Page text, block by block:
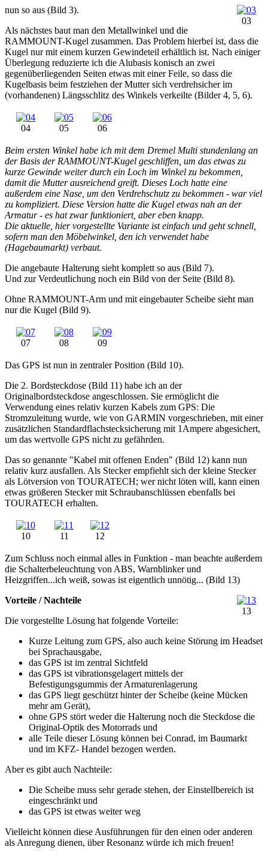
03
nun so aus (Bild 3).
Als nächstes baut man den Metallwinkel und die
RAMMOUNT-Kugel zusammen. Das Problem hierbei ist, dass die
Kugel nur mit einem kurzen Gewindeteil erhältlich ist. Nach einiger
Überlegung reduzierte ich die Alubasis konisch an zwei
gegenüberliegenden Seiten etwas mit einer Feile, so dass die
Kugelbasis beim festziehen der Mutter sich verdrehsicher im
(vorhandenen) Längsschlitz des Winkels verkeilte (Bilder 4, 5, 6).
04 05 06
Beim ersten Winkel habe ich mit dem Dremel Multi stundenlang an
der Basis der RAMMOUNT-Kugel geschliffen, um das etwas zu
kurze Gewinde weiter durch ein Loch im Winkel zu bekommen,
damit die Mutter ausreichend greift. Dieses Loch hatte eine
außerdem eine Nase, um den Verdrehschutz zu bekommen - war viel
zu kompliziert. Diese Version hatte die Kugel etwas nah an der
Armatur - es hat zwar funktioniert, aber eben knapp.
Die aktuelle, hier vorgestellte Variante ist einfach und geht schnell,
sofern man den Möbelwinkel, den ich verwendet habe
(Hagebaumarkt) verbaut.
Die angebaute Halterung sieht komplett so aus (Bild 7).
Und zur Verdeutlichung noch ein Bild von der Seite (Bild 8).
Ohne RAMMOUNT-Arm und mit eingebauter Scheibe sieht man
nur die Kugel (Bild 9).
07 08 09
Das GPS ist nun in zentraler Position (Bild 10).
Die 2. Bordsteckdose (Bild 11) habe ich an der
Originalbordsteckdose angeschlossen. Sie ermöglicht die
Verwendung eines relativ kurzen Kabels zum GPS: Die
Stromzuleitung wurde, wie von GARMIN vorgeschrieben, mit einer
zusätzlichen Standardflachstecksicherung mit 1Ampere abgesichert,
um das wertvolle GPS nicht zu gefährden.
Das so genannte "Kabel mit offenen Enden" (Bild 12) kann nun
relativ kurz ausfallen. Als Stecker empfiehlt sich der kleine Stecker
als Lötversion von TOURATECH; wer nicht löten will, kann einen
etwas größeren Stecker mit Schraubanschlüssen ebenfalls bei
TOURATECH erhalten.
10 11 12
Zum Schluss noch einmal alles in Funktion - man beachte außerdem
die Schalterbeleuchtung von ABS, Warnblinker und
Heizgriffen...ich weiß, sowas ist eigentlich unnötig... (Bild 13)
13
Vorteile / Nachteile
Die vorgestellte Lösung hat folgende Vorteile:
Kurze Leitung zum GPS, also auch keine Störung im Headset
bei Sprachausgabe,
das GPS ist im zentral Sichtfeld
das GPS ist vibrationsgelagert mittels der
Befestigungsgummis der Armaturenlagerung
das GPS liegt geschützt hinter der Scheibe (keine Mücken
mehr am Gerät),
ohne GPS stört weder die Halterung noch die Steckdose die
Original-Optik des Motorrads und
alle Teile dieser Lösung können bei Conrad, im Baumarkt
und im KFZ- Handel bezogen werden.
Aber es gibt auch Nachteile:
Die Scheibe muss sehr gerade stehen, der Einstellbereich ist
eingeschränkt und
das GPS ist etwas weiter weg
Vielleicht können diese Ausführungen für den einen oder anderen
als Anregung dienen, über Resonanz würde ich mich freuen!